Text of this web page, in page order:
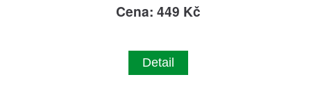
Cena: 449 Kč
Detail